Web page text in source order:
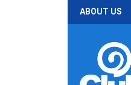
ABOUT US